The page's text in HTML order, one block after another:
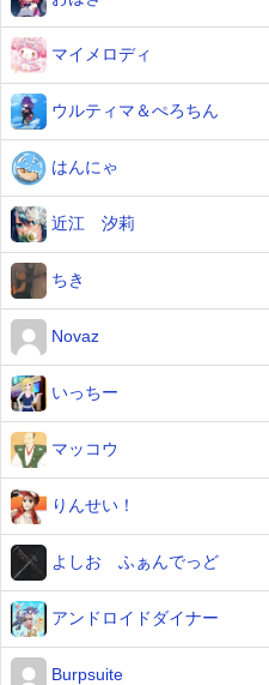
マイメロディ
ウルティマ＆ぺろちん
はんにゃ
近江 汐莉
ちき
Novaz
いっちー
マッコウ
りんせい！
よしお ふぁんでっど
アンドロイドダイナー
Burpsuite